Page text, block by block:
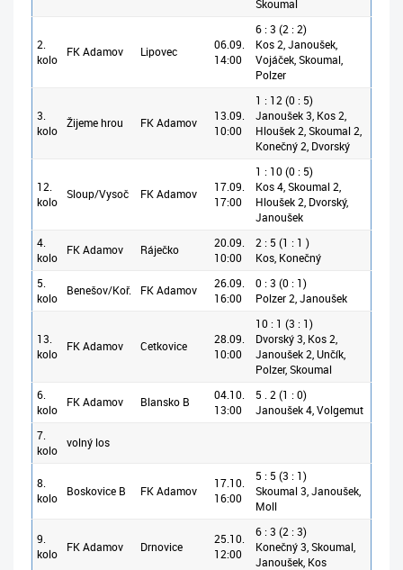
Skoumal
2.
kolo
FK Adamov Lipovec
06.09.
14:00
6 : 3 (2 : 2)
Kos 2, Janoušek,
Vojáček, Skoumal,
Polzer
3.
kolo
Žijeme hrou FK Adamov
13.09.
10:00
1 : 12 (0 : 5)
Janoušek 3, Kos 2,
Hloušek 2, Skoumal 2,
Konečný 2, Dvorský
12.
kolo
Sloup/Vysoč FK Adamov
17.09.
17:00
1 : 10 (0 : 5)
Kos 4, Skoumal 2,
Hloušek 2, Dvorský,
Janoušek
4.
kolo
FK Adamov Ráječko
20.09.
10:00
2 : 5 (1 : 1 )
Kos, Konečný
5.
kolo
Benešov/Koř. FK Adamov
26.09.
16:00
0 : 3 (0 : 1)
Polzer 2, Janoušek
13.
kolo
FK Adamov Cetkovice
28.09.
10:00
10 : 1 (3 : 1)
Dvorský 3, Kos 2,
Janoušek 2, Unčík,
Polzer, Skoumal
6.
kolo
FK Adamov Blansko B
04.10.
13:00
5 . 2 (1 : 0)
Janoušek 4, Volgemut
7.
kolo
volný los
8.
kolo
Boskovice B FK Adamov
17.10.
16:00
5 : 5 (3 : 1)
Skoumal 3, Janoušek,
Moll
9.
kolo
FK Adamov Drnovice
25.10.
12:00
6 : 3 (2 : 3)
Konečný 3, Skoumal,
Janoušek, Kos